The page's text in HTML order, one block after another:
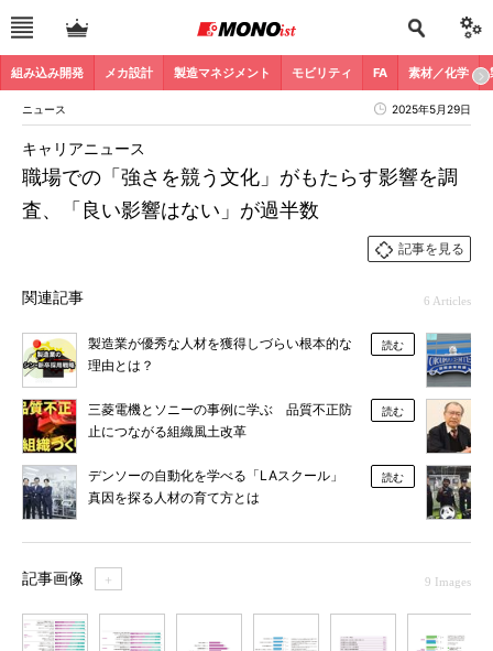
組み込み開発 メカ設計 製造マネジメント モビリティ FA 素材／化学
ニュース 2025年5月29日
職場での「強さを競う文化」がもたらす影響を調
査、「良い影響はない」が過半数
キャリアニュース
記事を見る
関連記事 6 Articles
製造業が優秀な人材を獲得しづらい根本的な
理由とは？
読む
三菱電機とソニーの事例に学ぶ 品質不正防
止につながる組織風土改革
読む
デンソーの自動化を学べる「LAスクール」
真因を探る人材の育て方とは
読む
記事画像 ＋ 9 Images